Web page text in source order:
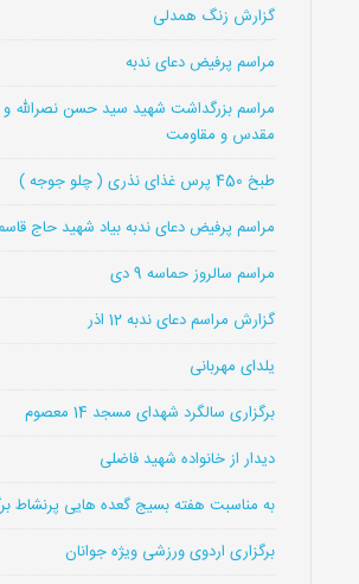
گزارش زنگ همدلی
مراسم پرفیض دعای ندبه
مراسم بزرگداشت شهید سید حسن نصرالله
مقدس و مقاومت
طبخ 450 پرس غذای نذری ( چلو جوجه )
مراسم پرفیض دعای ندبه بیاد شهید حاج
مراسم سالروز حماسه 9 دی
گزارش مراسم دعای ندبه 12 اذر
یلدای مهربانی
برگزاری سالگرد شهدای مسجد 14 معصوم
دیدار از خانواده شهید فاضلی
به مناسبت هفته بسیج گعده هایی پرنشاط
برگزاری اردوی ورزشی ویژه جوانان